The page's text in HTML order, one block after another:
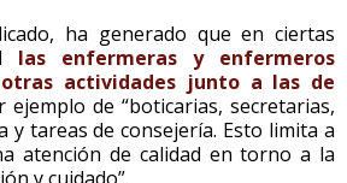
ha generado que en ciertas
las enfermeras y enfermeros
actividades junto a las de
ejemplo de “boticarias, secretarias,
y tareas de consejería. Esto limita a
atención de calidad en torno a la